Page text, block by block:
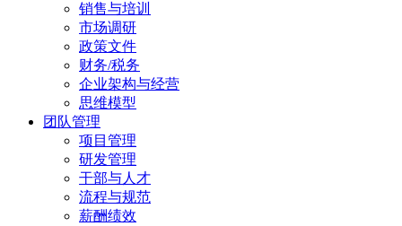
销售与培训
市场调研
政策文件
财务/税务
企业架构与经营
思维模型
团队管理
项目管理
研发管理
干部与人才
流程与规范
薪酬绩效